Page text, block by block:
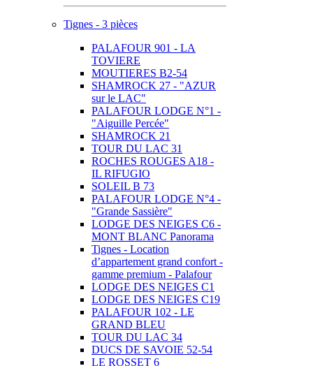
Tignes - 3 pièces
PALAFOUR 901 - LA
TOVIERE
MOUTIERES B2-54
SHAMROCK 27 - "AZUR
sur le LAC"
PALAFOUR LODGE N°1 -
"Aiguille Percée"
SHAMROCK 21
TOUR DU LAC 31
ROCHES ROUGES A18 -
IL RIFUGIO
SOLEIL B 73
PALAFOUR LODGE N°4 -
"Grande Sassière"
LODGE DES NEIGES C6 -
MONT BLANC Panorama
Tignes - Location
d’appartement grand confort -
gamme premium - Palafour
LODGE DES NEIGES C1
LODGE DES NEIGES C19
PALAFOUR 102 - LE
GRAND BLEU
TOUR DU LAC 34
DUCS DE SAVOIE 52-54
LE ROSSET 6